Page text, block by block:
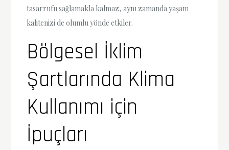
tasarrufu sağlamakla kalmaz, aynı zamanda yaşam
kalitenizi de olumlu yönde etkiler.
Bölgesel İklim
Şartlarında Klima
Kullanımı için
İpuçları